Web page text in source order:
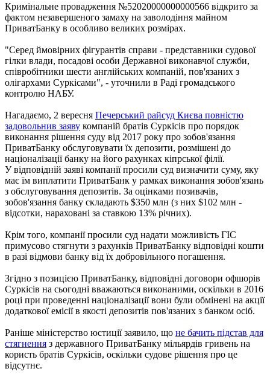
Кримінальне провадження №52020000000000566 відкрито за
фактом незавершеного замаху на заволодіння майном
ПриватБанку в особливо великих розмірах.
"Серед ймовірних фігурантів справи - представники судової
гілки влади, посадові особи Державної виконавчої служби,
співробітники шести англійських компаній, пов'язаних з
олігархами Суркісами", - уточнили в Раді громадського
контролю НАБУ.
Нагадаємо, 2 вересня Печерський райсуд Києва повністю
задовольнив заяву компаній братів Суркісів про порядок
виконання рішення суду від 2017 року про зобов'язання
ПриватБанку обслуговувати їх депозити, розмішені до
націоналізації банку на його рахунках кіпрської філії.
У відповідній заяві компанії просили суд визначити суму, яку
має їм виплатити ПриватБанк у рамках виконання зобов'язань
з обслуговування депозитів. За оцінками позивачів,
зобов'язання банку складають $350 млн (з них $102 млн -
відсотки, нараховані за ставкою 13% річних).
Крім того, компанії просили суд надати можливість ГІС
примусово стягнути з рахунків ПриватБанку відповідні кошти
в разі відмови банку від їх добровільного погашення.
Згідно з позицією ПриватБанку, відповідні договори офшорів
Суркісів на сьогодні вважаються виконаними, оскільки в 2016
році при проведенні націоналізації вони були обмінені на акції
додаткової емісії в якості депозитів пов'язаних з банком осіб.
Раніше міністерство юстиції заявило, що не бачить підстав для
стягнення з державного ПриватБанку мільярдів гривень на
користь братів Суркісів, оскільки судове рішення про це
відсутнє.